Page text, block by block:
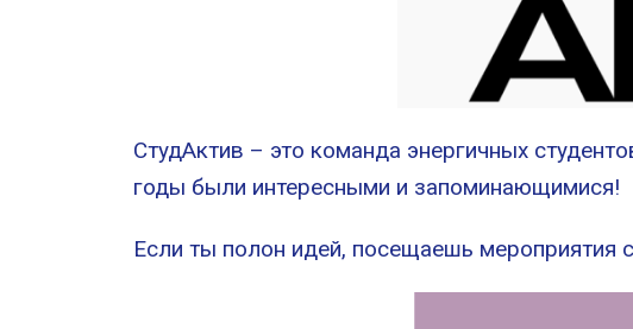
СтудАктив – это команда энергичных
годы были интересными и запоминающимися!
Если ты полон идей, посещаешь мероприятия